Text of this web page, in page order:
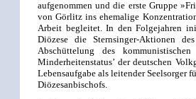
aufgenommen und die erste Gruppe
von Görlitz ins ehemalige
Arbeit begleitet. In den Folgejahren
Diözese die Sternsinger-Aktionen
Abschüttelung des
Minderheitenstatus’ der deutschen
Lebensaufgabe als leitender Seelsorger
Diözesanbischofs.